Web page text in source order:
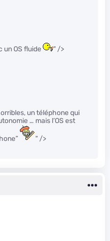
un OS fluide " />
un téléphone qui
… mais l’OS est
" />